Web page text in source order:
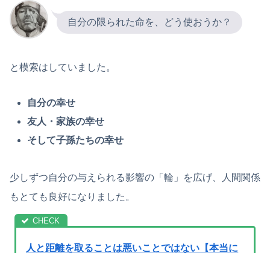
自分の限られた命を、どう使おうか？
と模索はしていました。
自分の幸せ
友人・家族の幸せ
そして子孫たちの幸せ
少しずつ自分の与えられる影響の「輪」を広げ、人間関係
もとても良好になりました。
人と距離を取ることは悪いことではない【本当に